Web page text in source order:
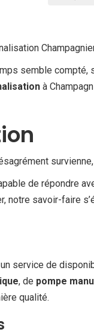
semble compté,
à
de répondre
notre savoir-faire
service de
, de pompe
qualité.